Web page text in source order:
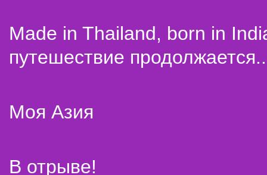
Made in Thailand, born in
путешествие
Моя Азия
В отрыве!